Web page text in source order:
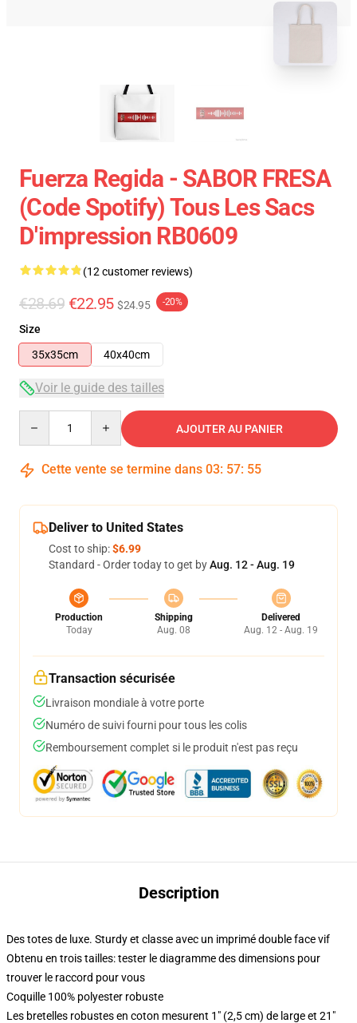
Fuerza Regida - SABOR FRESA
(Code Spotify) Tous Les Sacs
D'impression RB0609
(12 customer reviews)
€28.69 €22.95 $24.95 -20%
Size
35x35cm
40x40cm
Voir le guide des tailles
AJOUTER AU PANIER
Cette vente se termine dans 03: 57: 54
Deliver to United States
Cost to ship:$6.99
Standard - Order today to get byAug. 12 - Aug. 19
Production
Today
Shipping
Aug. 08
Delivered
Aug. 12 - Aug. 19
Transaction sécurisée
Livraison mondiale à votre porte
Numéro de suivi fourni pour tous les colis
Remboursement complet si le produit n'est pas reçu
Description
Des totes de luxe. Sturdy et classe avec un imprimé double face vif
Obtenu en trois tailles: tester le diagramme des dimensions pour
trouver le raccord pour vous
Coquille 100% polyester robuste
Les bretelles robustes en coton mesurent 1" (2,5 cm) de large et 21"